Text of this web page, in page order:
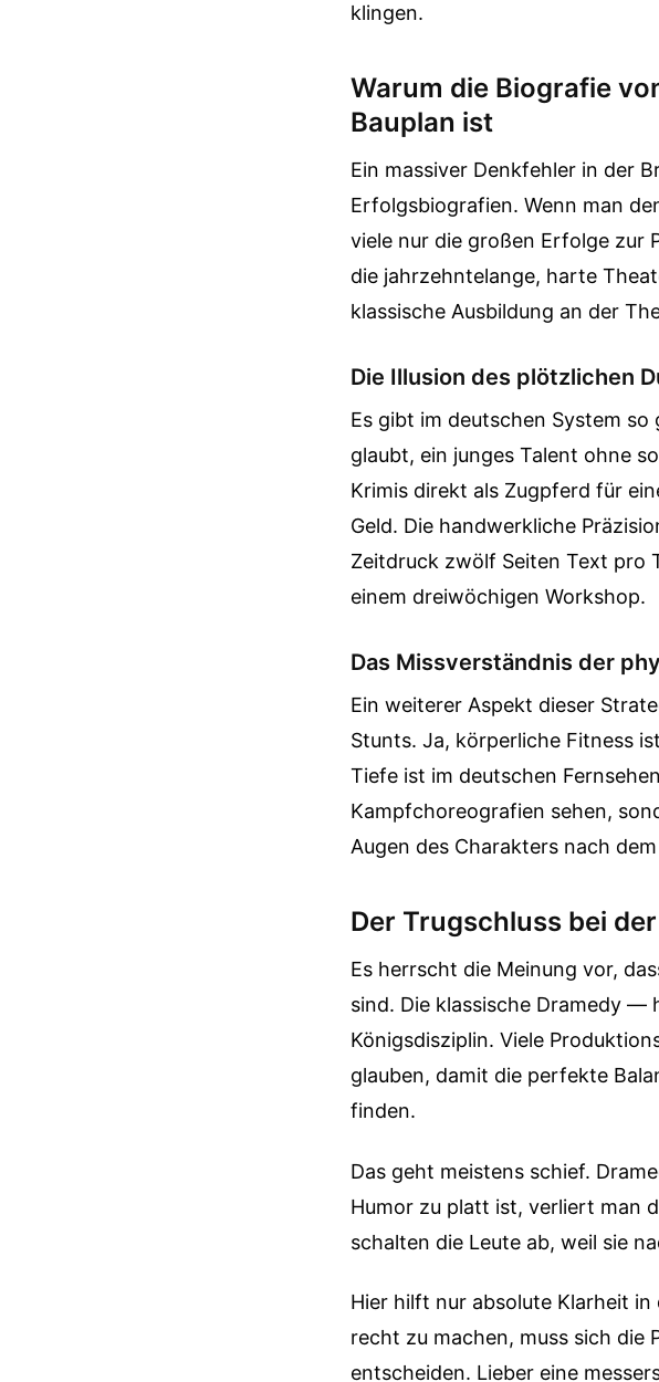
klingen.
Warum die Biografie
Bauplan ist
Ein massiver Denkfehler in der
Erfolgsbiografien. Wenn man
viele nur die großen Erfolge zur
die jahrzehntelange, harte
klassische Ausbildung an der
Die Illusion des plötzlichen
Es gibt im deutschen System
glaubt, ein junges Talent ohne
Krimis direkt als Zugpferd für
Geld. Die handwerkliche
Zeitdruck zwölf Seiten Text pro
einem dreiwöchigen Workshop.
Das Missverständnis der
Ein weiterer Aspekt dieser
Stunts. Ja, körperliche Fitness
Tiefe ist im deutschen
Kampfchoreografien sehen,
Augen des Charakters nach
Der Trugschluss bei
Es herrscht die Meinung vor,
sind. Die klassische Dramedy —
Königsdisziplin. Viele
glauben, damit die perfekte
finden.
Das geht meistens schief.
Humor zu platt ist, verliert man
schalten die Leute ab, weil sie
Hier hilft nur absolute Klarheit
recht zu machen, muss sich die
entscheiden. Lieber eine